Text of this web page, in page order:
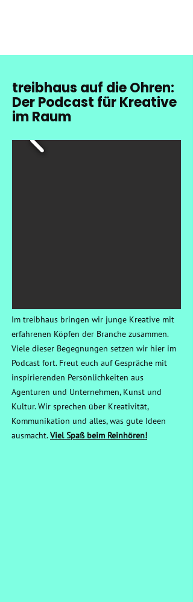
treibhaus auf die Ohren:
Der Podcast für Kreative
im Raum
Im treibhaus bringen wir junge Kreative mit
erfahrenen Köpfen der Branche zusammen.
Viele dieser Begegnungen setzen wir hier im
Podcast fort. Freut euch auf Gespräche mit
inspirierenden Persönlichkeiten aus
Agenturen und Unternehmen, Kunst und
Kultur. Wir sprechen über Kreativität,
Kommunikation und alles, was gute Ideen
ausmacht.Viel Spaß beim Reinhören!